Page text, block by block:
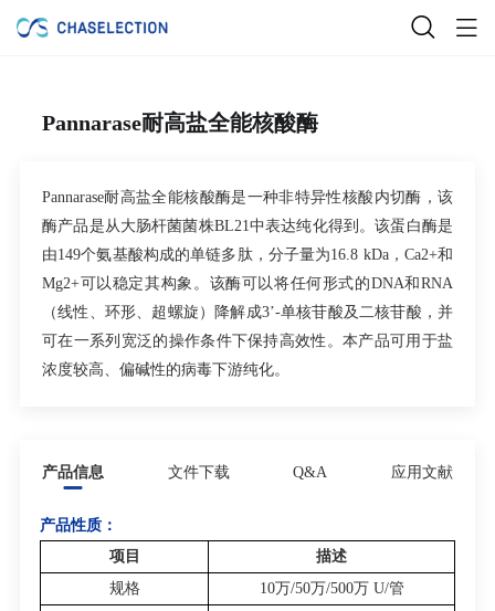
Pannarase耐高盐全能核酸酶
Pannarase耐高盐全能核酸酶是一种非特异性核酸内切酶，该
酶产品是从大肠杆菌菌株BL21中表达纯化得到。该蛋白酶是
由149个氨基酸构成的单链多肽，分子量为16.8 kDa， Ca2+和
Mg2+可以稳定其构象。该酶可以将任何形式的DNA和 RNA
（线性、环形、超螺旋）降解成3’-单核苷酸及二核苷酸，并
可在一系列宽泛的操作条件下保持高效性。本产品可用于盐
浓度较高、偏碱性的病毒下游纯化。
产品信息 文件下载 Q&A 应用文献
产品性质：
项目
描述
规格
10万/50万/500万 U/管